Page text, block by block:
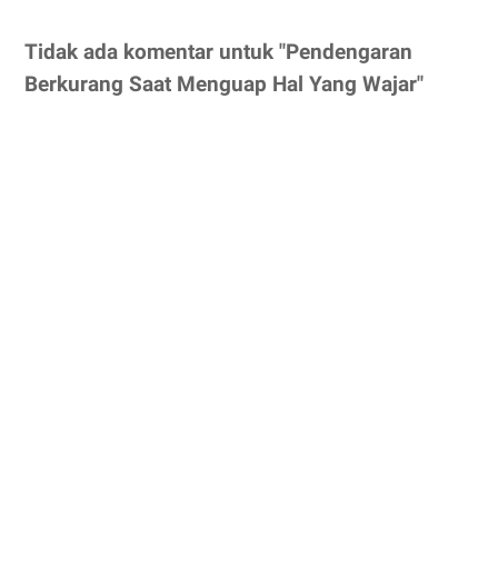
Tidak ada komentar untuk "Pendengaran
Berkurang Saat Menguap Hal Yang Wajar"